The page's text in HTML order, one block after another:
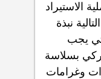
الاستيراد
نبذة
يجب
بسلاسة
وغرامات